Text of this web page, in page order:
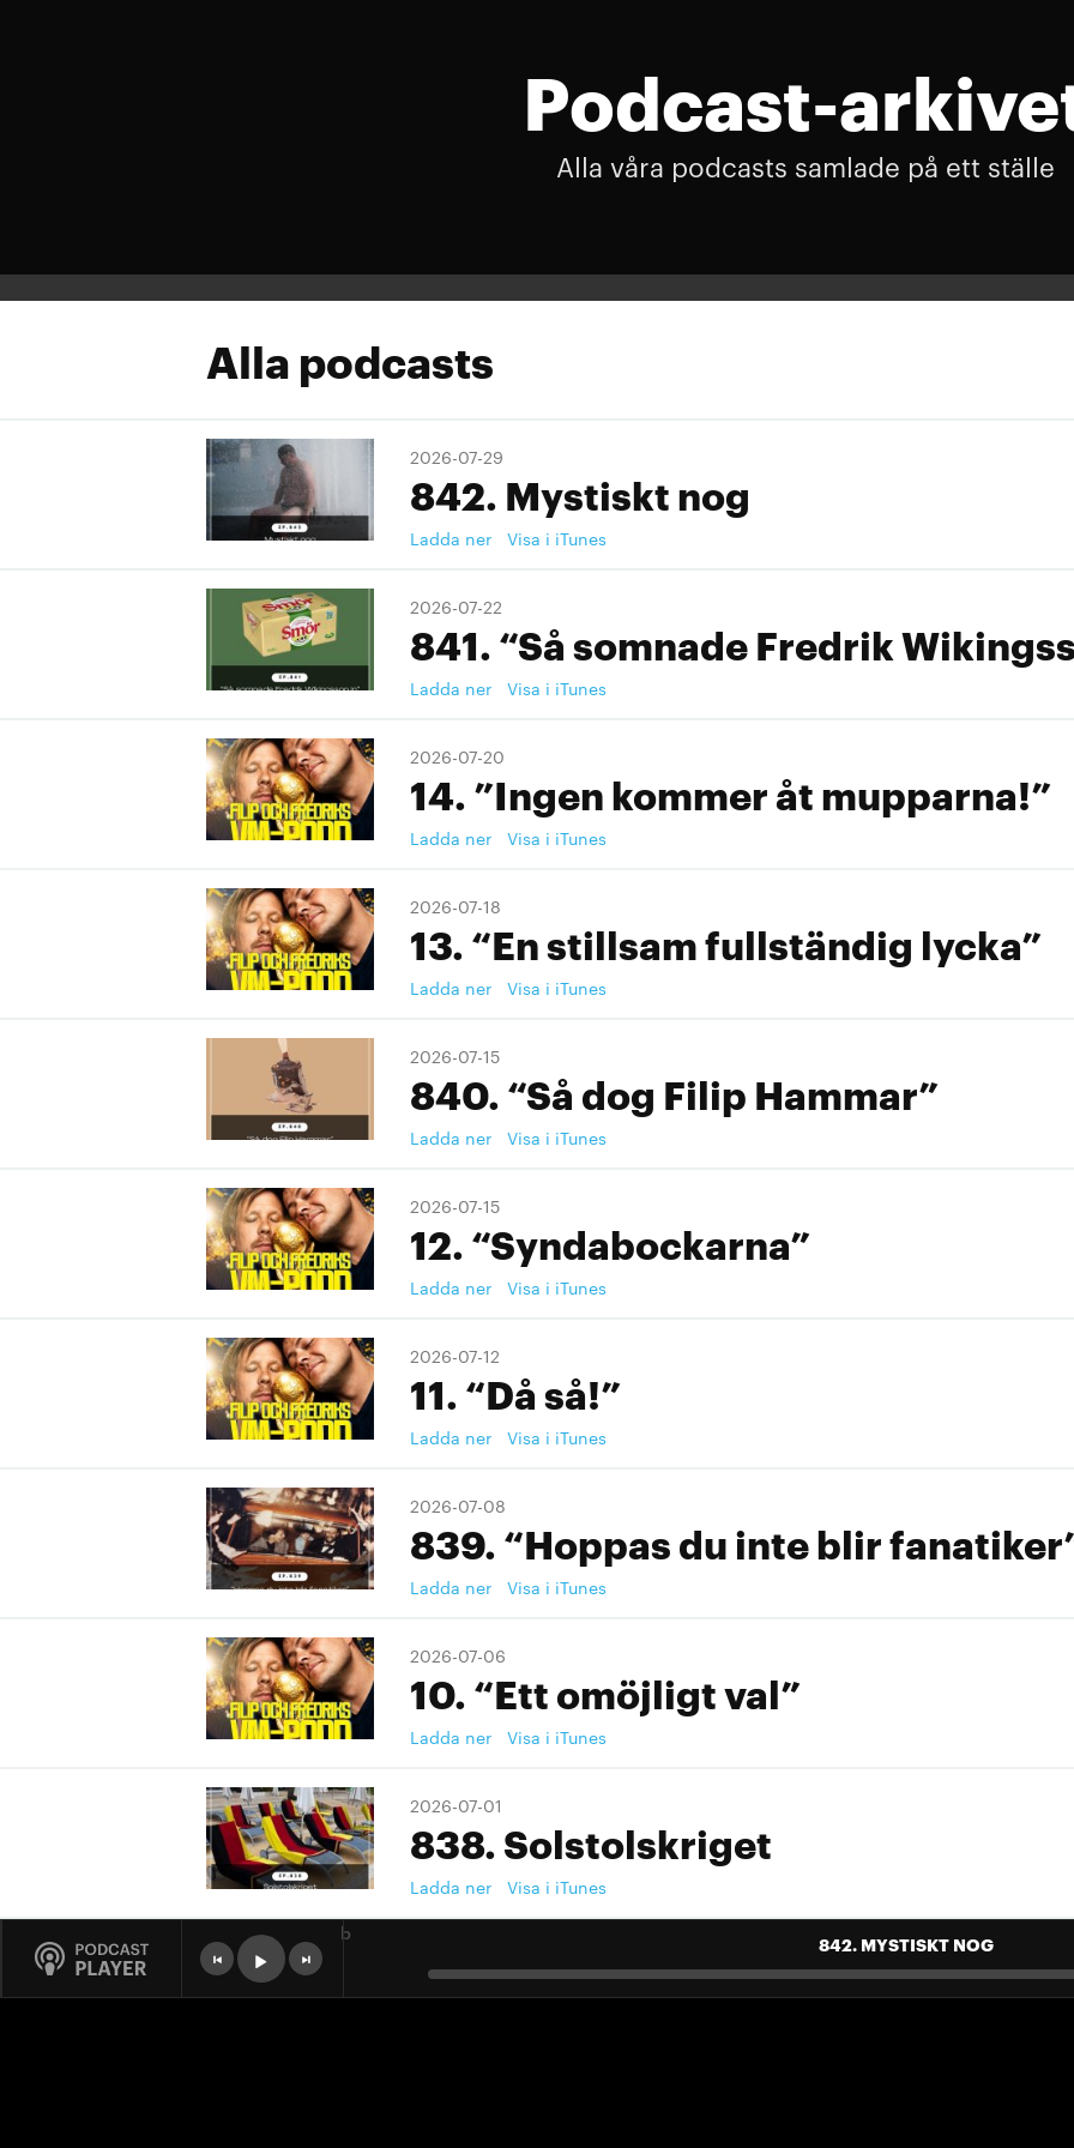
Podcast-
Alla våra podcasts samlade på ett ställe
Alla podcasts
2026-07-29
842. Mystiskt nog
Ladda ner Visa i iTunes
2026-07-22
841. “Så somnade Fredrik
Ladda ner Visa i iTunes
2026-07-20
14. ”Ingen kommer åt mupparna!”
Ladda ner Visa i iTunes
2026-07-18
13. “En stillsam fullständig lycka”
Ladda ner Visa i iTunes
2026-07-15
840. “Så dog Filip Hammar”
Ladda ner Visa i iTunes
2026-07-15
12. “Syndabockarna”
Ladda ner Visa i iTunes
2026-07-12
11. “Då så!”
Ladda ner Visa i iTunes
2026-07-08
839. “Hoppas du inte blir
Ladda ner Visa i iTunes
2026-07-06
10. “Ett omöjligt val”
Ladda ner Visa i iTunes
2026-07-01
838. Solstolskriget
Ladda ner Visa i iTunes
9. "Ett landslag att älska"
842. MYSTISKT NOG
b